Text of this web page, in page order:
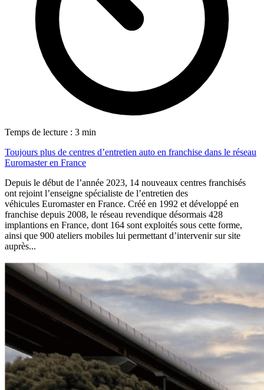
Temps de lecture : 3 min
Toujours plus de centres d’entretien auto en franchise dans le réseau
Euromaster en France
Depuis le début de l’année 2023, 14 nouveaux centres franchisés
ont rejoint l’enseigne spécialiste de l’entretien des
véhicules Euromaster en France. Créé en 1992 et développé en
franchise depuis 2008, le réseau revendique désormais 428
implantions en France, dont 164 sont exploités sous cette forme,
ainsi que 900 ateliers mobiles lui permettant d’intervenir sur site
auprès...